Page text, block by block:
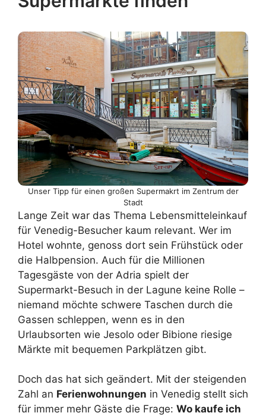
Unser Tipp für einen großen Supermakrt im Zentrum der
Stadt
Lange Zeit war das Thema Lebensmitteleinkauf
für Venedig-Besucher kaum relevant. Wer im
Hotel wohnte, genoss dort sein Frühstück oder
die Halbpension. Auch für die Millionen
Tagesgäste von der Adria spielt der
Supermarkt-Besuch in der Lagune keine Rolle –
niemand möchte schwere Taschen durch die
Gassen schleppen, wenn es in den
Urlaubsorten wie Jesolo oder Bibione riesige
Märkte mit bequemen Parkplätzen gibt.
Doch das hat sich geändert. Mit der steigenden
Zahl an Ferienwohnungen in Venedig stellt sich
für immer mehr Gäste die Frage: Wo kaufe ich